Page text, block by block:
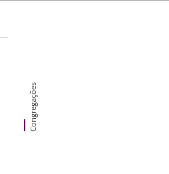
Congregações